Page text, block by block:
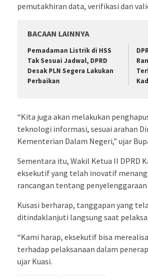
pemutakhiran data, verifikasi dan
BACAAN LAINNYA
Pemadaman Listrik di HSS
Tak Sesuai Jadwal, DPRD
Desak PLN Segera Lakukan
Perbaikan
“Kita juga akan melakukan
teknologi informasi, sesuai arahan
Kementerian Dalam Negeri,” ujar
Sementara itu, Wakil Ketua II DPRD
eksekutif yang telah inovatif
rancangan tentang
Kusasi berharap, tanggapan yang
ditindaklanjuti langsung saat
“Kami harap, eksekutif bisa
terhadap pelaksanaan dalam
ujar Kuasi.